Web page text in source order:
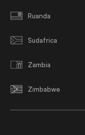
Ruanda
Sudafrica
Zambia
Zimbabwe